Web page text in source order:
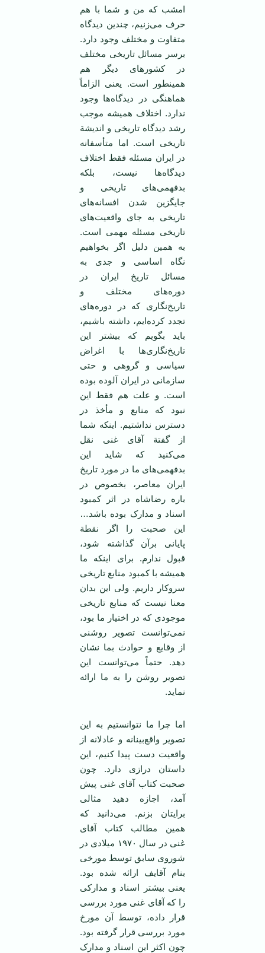
امشب که من و شما با هم
حرف می‌زنیم، چندین دیدگاه
متفاوت و مختلف وجود دارد.
برسر مسائل تاریخی مختلف
در کشورهای دیگر هم
همینطور است. یعنی الزاماً
هماهنگی در دیدگاه‌ها وجود
ندارد. اختلاف همیشه موجب
رشد دیدگاه تاریخی و اندیشة
تاریخی است. اما متأسفانه
در ایران مسئله فقط اختلاف
دیدگاه‌ها نیست، بلکه
بدفهمی‌های تاریخی و
جایگزین شدن افسانه‌های
تاریخی به جای واقعیت‌های
تاریخی مسئله مهمی است.
به همین دلیل اگر بخواهیم
نگاه اساسی و جدی به
مسائل تاریخ ایران در
دوره‌های مختلف و
تاریخ‌نگاری که در دوره‌های
تجدد کرده‌ایم، داشته باشیم،
باید بگویم که بیشتر این
تاریخ‌نگاری‌ها با اغراض
سیاسی و گروهی و حتی
سازمانی در ایران آلوده بوده
است. و علت هم فقط این
نبود که منابع و مأخذ در
دسترس نداشتیم. اینکه شما
از گفتة آقای غنی نقل
می‌کنید که شاید این
بدفهمی‌های ما در مورد تاریخ
ایران معاصر، بخصوص در
باره رضاشاه در اثر کمبود
اسناد و مدارک بوده باشد…
این صحبت را اگر نقطة
پایانی برآن گذاشته شود،
قبول ندارم. برای اینکه ما
همیشه با کمبود منابع تاریخی
سروکار داریم. ولی این بدان
معنا نیست که منابع تاریخی
موجودی که در اختیار ما بود،
نمی‌توانست تصویر روشنی
از وقایع و حوادث بما نشان
دهد. حتماً می‌توانست این
تصویر روشن را به ما ارائه
نماید.
اما چرا ما نتوانستیم به این
تصویر واقع‌بینانه و عادلانه از
واقعیت دست پیدا کنیم، این
داستان درازی دارد. چون
صحبت کتاب آقای غنی پیش
آمد، اجازه دهید مثالی
برایتان بزنم. می‌دانید که
همین مطالب کتاب آقای
غنی در سال ۱۹۷۰ میلادی در
شوروی سابق توسط مورخی
بنام آقایف ارائه شده بود.
یعنی بیشتر اسناد و مدارکی
را که آقای غنی مورد بررسی
قرار داده، توسط آن مورخ
مورد بررسی قرار گرفته بود.
چون اکثر این اسناد و مدارک